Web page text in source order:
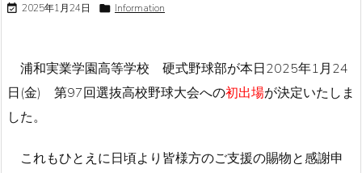
 2025年1月24日  Information
浦和実業学園高等学校 硬式野球部が本日2025年1月24
日(金) 第97回選抜高校野球大会への初出場が決定いたしま
した。
これもひとえに日頃より皆様方のご支援の賜物と感謝申